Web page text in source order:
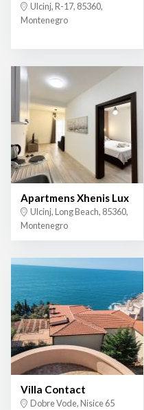
Ulcinj, R-17, 85360,
Montenegro
Apartmens Xhenis Lux
Ulcinj, Long Beach, 85360,
Montenegro
Villa Contact
Dobre Vode, Nisice 65